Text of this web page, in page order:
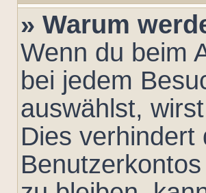
» Warum
Wenn du beim
bei jedem
auswählst,
Dies verhindert